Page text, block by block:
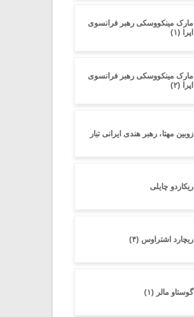
مارک مینکووسکی رهبر فرانسوی
اپرا (۱)
مارک مینکووسکی رهبر فرانسوی
اپرا (۲)
زوبین مهتا، رهبر هندی ایرانی تبار
ریکاردو چایلی
ریچارد اشتراوس (۴)
گوستاو مالر (۱)